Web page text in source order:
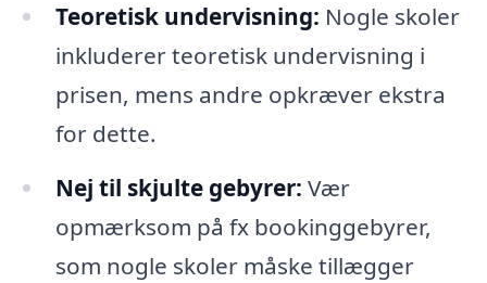
Teoretisk undervisning: Nogle skoler
inkluderer teoretisk undervisning i
prisen, mens andre opkræver ekstra
for dette.
Nej til skjulte gebyrer: Vær
opmærksom på fx bookinggebyrer,
som nogle skoler måske tillægger